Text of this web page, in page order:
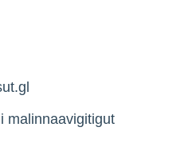
malinnaavigitigut